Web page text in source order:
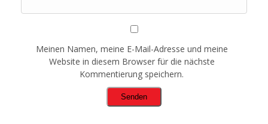
Meinen Namen, meine E-Mail-Adresse und meine
Website in diesem Browser für die nächste
Kommentierung speichern.